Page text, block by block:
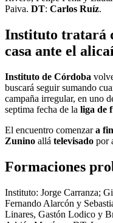
Paiva. DT: Carlos Ruíz.
Instituto tratará
casa ante el
Instituto de Córdoba
buscará seguir sumando
campaña irregular, en uno
septima fecha de la liga de
El encuentro comenzara
Zunino allá televisado por
Formaciones
Instituto: Jorge Carranza;
Fernando Alarcón y
Linares, Gastón Lodico y